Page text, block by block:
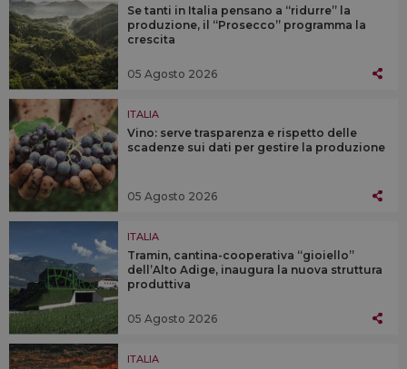
Se tanti in Italia pensano a “ridurre” la
produzione, il “Prosecco” programma la
crescita
05 Agosto 2026
ITALIA
Vino: serve trasparenza e rispetto delle
scadenze sui dati per gestire la produzione
05 Agosto 2026
ITALIA
Tramin, cantina-cooperativa “gioiello”
dell’Alto Adige, inaugura la nuova struttura
produttiva
05 Agosto 2026
ITALIA